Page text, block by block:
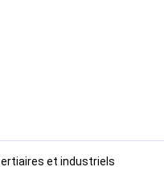
et industriels